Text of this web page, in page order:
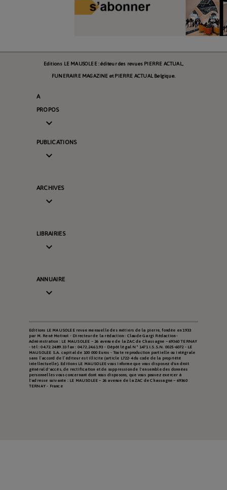
Editions LE MAUSOLEE : éditeur des revues PIERRE ACTUAL,
FUNERAIRE MAGAZINE et PIERRE ACTUAL Belgique.
A
PROPOS

PUBLICATIONS

ARCHIVES

LIBRAIRIES

ANNUAIRE

Editions LE MAUSOLEE revue mensuelle des métiers de la pierre, fondée en 1933
par M. René Motinot - Directeur de la rédaction : Claude Gargi Rédaction -
Administration : LE MAUSOLEE – 26 avenue de la ZAC de Chassagne – 69360 TERNAY
- tél : 04.72.24.89.33 fax : 04.72.24.61.93 - Dépôt légal N° 1471 I.S.S.N. 0025-6072 - LE
MAUSOLEE S.A. capital de 100 000 Euros - Toute reproduction partielle ou intégrale
sans l’accord de l’éditeur est illicite (article L722-4 du code de la propriété
intellectuelle). Editions LE MAUSOLEE vous informe que vous disposez d'un droit
général d'accès, de rectification et de suppression de l'ensemble des données
personnelles vous concernant dont nous disposons, que vous pouvez exercer à
l'adresse suivante : LE MAUSOLEE – 26 avenue de la ZAC de Chassagne – 69360
TERNAY - France